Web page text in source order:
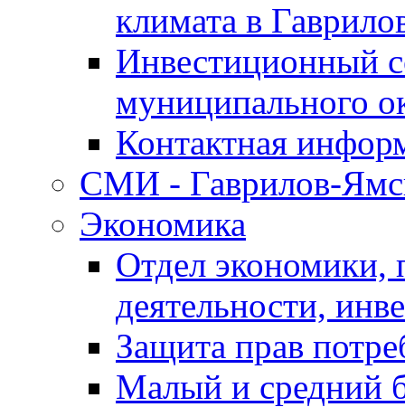
климата в
Инвестиционный
муниципального
Контактная
СМИ - Гаврилов-
Экономика
Отдел экономики,
деятельности,
Защита прав
Малый и средний